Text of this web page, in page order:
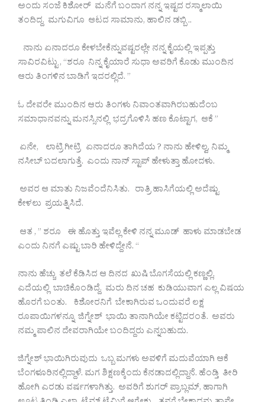
ಅಂದು ಸಂಜೆ ಕಿಶೋರ್ ಮನೆಗೆ ಬಂದಾಗ ನನ್ನ ಇಷ್ಟದ ರಸ್ಮಾಲಾಯಿ
ತಂದಿದ್ದ. ಮಗುವಿಗೂ ಆಟದ ಸಾಮಾನು, ಹಾಲಿನ ಡಬ್ಬಿ ..
ನಾನು ಏನಾದರೂ ಕೇಳಬೇಕೆನ್ನುವಷ್ಟರಲ್ಲೇ ನನ್ನ ಕೈಯಲ್ಲಿ ಇಪ್ಪತ್ತು
ಸಾವಿರವಿಟ್ಟು , “ಶರೂ ನಿನ್ನ ಕೈಯಾರೆ ಸುಧಾ ಅವರಿಗೆ ಕೊಡು ಮುಂದಿನ
ಆರು ತಿಂಗಳಿನ ಬಾಡಿಗೆ ಇದರಲ್ಲಿದೆ. ”
ಓ ದೇವರೇ ಮುಂದಿನ ಆರು ತಿಂಗಳು ನಿವಾಂತವಾಗಿರಬಹುದೆಂಬ
ಸಮಾಧಾನವನ್ನು ಮನಸ್ಸಿನಲ್ಲಿ ಭದ್ರಗೊಳಿಸಿ ಹಣ ಕೊಟ್ಟಾಗ, ಆಕೆ ”
ಏನೇ, ಲಾಟ್ರಿ ಗೀಟ್ರಿ ಏನಾದರೂ ತಾಗಿದೆಯ ? ನಾನು ಹೇಳಿಲ್ವ, ನಿಮ್ಮ
ನಸೀಬ್ ಬದಲಾಗುತ್ತೆ. ಎಂದು ನಾನ್ ಸ್ಟಾಪ್ ಹೇಳುತ್ತಾ ಹೋದಳು.
ಅವರ ಆ ಮಾತು ನಿಜವೆಂದೆನಿಸಿತು. ರಾತ್ರಿ ಹಾಸಿಗೆಯಲ್ಲಿ ಅದೆಷ್ಟು
ಕೇಳಲು ಪ್ರಯತ್ನಿಸಿದೆ.
ಆತ , ” ಶರೂ ಈ ಹೊತ್ತು ಇವೆಲ್ಲ ಕೇಳಿ ನನ್ನ ಮೂಡ್ ಹಾಳು ಮಾಡಬೇಡ
ಎಂದು ನಿನಗೆ ಎಷ್ಟು ಬಾರಿ ಹೇಳಿದ್ದೇನೆ. “
ನಾನು ಹೆಚ್ಚು ತಲೆ ಕೆಡಿಸಿದ ಆ ದಿನದ ಖುಷಿ ಬೊಗಸೆಯಲ್ಲಿ ಕಣ್ಣಲ್ಲಿ,
ಎದೆಯಲ್ಲಿ ಬಾಚಿಕೊಂಡಿದ್ದೆ. ಮರು ದಿನ ಚಹ ಕುಡಿಯುವಾಗ ಎಲ್ಲ ವಿಷಯ
ಹೊರಗೆ ಬಂತು. ಕಿಶೋರನಿಗೆ ಬೇಕಾಗಿರುವ ಒಂದುವರೆ ಲಕ್ಷ
ರೂಪಾಯಿಗಳನ್ನೂ ಜಿಗ್ನೇಶ್ ಭಾಯಿ ತಾನಾಗಿಯೇ ಕಟ್ಟಿದರಂತೆ. ಅವರು
ನಮ್ಮ ಪಾಲಿನ ದೇವರಾಗಿಯೇ ಬಂದಿದ್ದರು ಎನ್ನಬಹುದು.
ಜಿಗ್ನೇಶ್ ಭಾಯಿಗಿರುವುದು ಒಬ್ಬ ಮಗಳು ಅವಳಿಗೆ ಮದುವೆಯಾಗಿ ಆಕೆ
ಬೆಂಗಳೂರಿನಲ್ಲಿದ್ದಾಳೆ. ಮಗ ಶಿಕ್ಷಣಕ್ಕೆಂದು ಕೆನಡಾದಲ್ಲಿದ್ದಾನೆ. ಹೆಂಡ್ತಿ ತೀರಿ
ಹೋಗಿ ಎರಡು ವರ್ಷಗಳಾಗಿತ್ತು. ಅವರಿಗೆ ಶುಗರ್ ಪ್ರಾಬ್ಲಮ್, ಹಾಗಾಗಿ